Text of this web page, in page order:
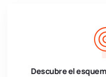
Descubre el